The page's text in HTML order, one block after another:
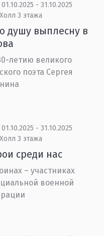
01.10.2025 - 31.10.2025
Холл 3 этажа
душу выплесну в
летию великого
поэта Сергея
01.10.2025 - 31.10.2025
Холл 3 этажа
среди нас
– участниках
военной